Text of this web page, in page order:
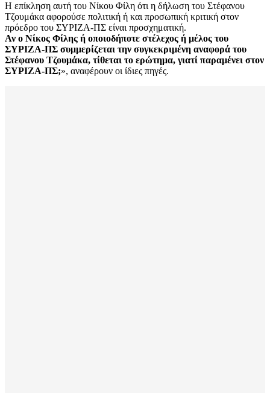
Η επίκληση αυτή του Νίκου Φίλη ότι η δήλωση του Στέφανου
Τζουμάκα αφορούσε πολιτική ή και προσωπική κριτική στον
πρόεδρο του ΣΥΡΙΖΑ-ΠΣ είναι προσχηματική.
Αν ο Νίκος Φίλης ή οποιοδήποτε στέλεχος ή μέλος του
ΣΥΡΙΖΑ-ΠΣ συμμερίζεται την συγκεκριμένη αναφορά του
Στέφανου Τζουμάκα, τίθεται το ερώτημα, γιατί παραμένει στον
ΣΥΡΙΖΑ-ΠΣ;», αναφέρουν οι ίδιες πηγές.